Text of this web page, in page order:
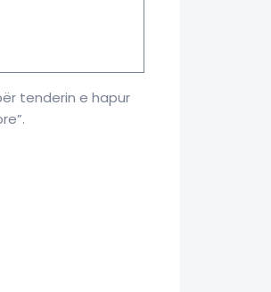
tenderin e hapur